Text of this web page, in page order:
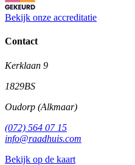
Bekijk onze accreditatie
Contact
Kerklaan 9
1829BS
Oudorp (Alkmaar)
(072) 564 07 15
info@raadhuis.com
Bekijk op de kaart